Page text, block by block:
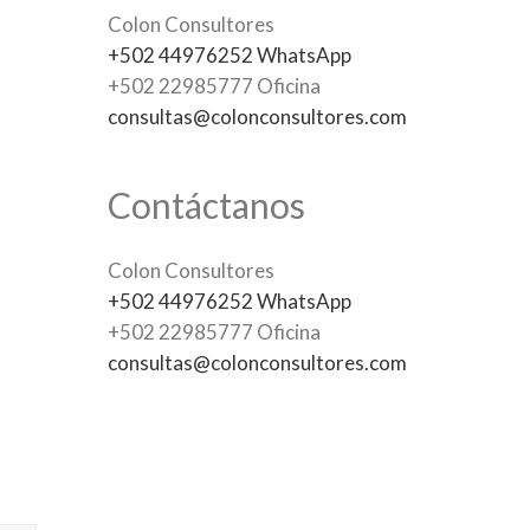
Colon Consultores
+502 44976252 WhatsApp
+502 22985777 Oficina
consultas@colonconsultores.com
Contáctanos
Colon Consultores
+502 44976252 WhatsApp
+502 22985777 Oficina
consultas@colonconsultores.com